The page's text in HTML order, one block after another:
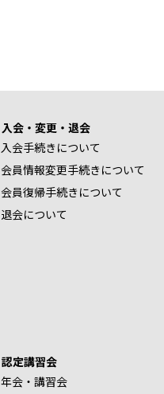
入会・変更・退会
入会手続きについて
会員情報変更手続きについて
会員復帰手続きについて
退会について
認定講習会
年会・講習会